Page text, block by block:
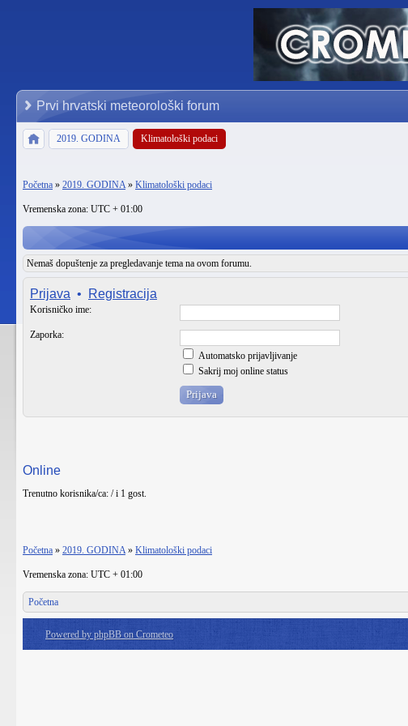
Prvi hrvatski meteorološki forum
2019. GODINA Klimatološki podaci
Početna » 2019. GODINA» Klimatološki podaci
Vremenska zona: UTC + 01:00
Nemaš dopuštenje za pregledavanje tema na ovom forumu.
Prijava • Registracija
Korisničko ime:
Zaporka:
Automatsko prijavljivanje
Sakrij moj online status
Online
Trenutno korisnika/ca: / i 1 gost.
Početna » 2019. GODINA» Klimatološki podaci
Vremenska zona: UTC + 01:00
Početna
Powered by phpBB on Crometeo